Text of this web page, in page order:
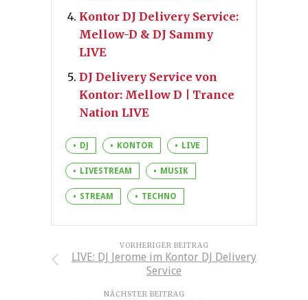
Kontor DJ Delivery Service:
Mellow-D & DJ Sammy
LIVE
DJ Delivery Service von
Kontor: Mellow D | Trance
Nation LIVE
DJ KONTOR LIVE
LIVESTREAM MUSIK
STREAM TECHNO
VORHERIGER BEITRAG
LIVE: DJ Jerome im Kontor DJ Delivery
Service
NÄCHSTER BEITRAG